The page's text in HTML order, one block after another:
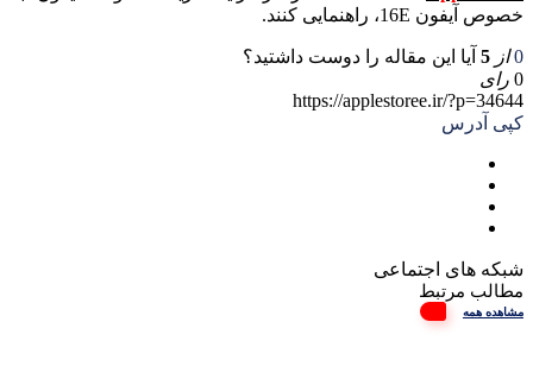
خصوص آیفون 16E، راهنمایی کنند.
0 از 5 آیا این مقاله را دوست داشتید؟
0 رای
https://applestoree.ir/?p=34644
کپی آدرس
شبکه های اجتماعی
مطالب مرتبط
مشاهده همه